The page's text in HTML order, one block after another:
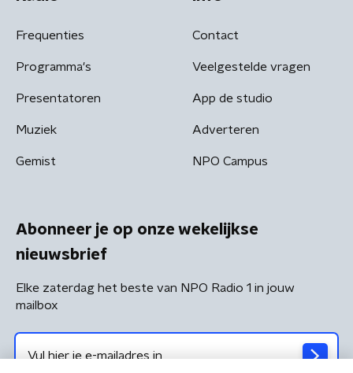
Frequenties
Programma's
Presentatoren
Muziek
Gemist
Contact
Veelgestelde vragen
App de studio
Adverteren
NPO Campus
Abonneer je op onze wekelijkse
nieuwsbrief
Elke zaterdag het beste van NPO Radio 1 in jouw
mailbox